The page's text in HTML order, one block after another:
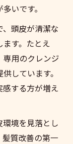
いです。
頭皮が清潔な
す。たとえ
用のクレンジ
しています。
する方が増え
境を見落とし
質改善の第一